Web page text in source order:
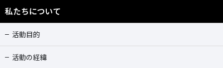
私たちについて
活動目的
活動の経緯